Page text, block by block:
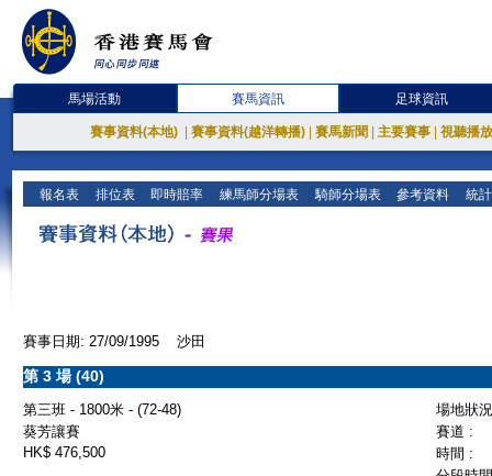
馬場活動 賽馬資訊 足球資訊
賽事資料(本地) 賽事資料(越洋轉播) 賽馬新聞 主要賽事 視聽播
報名表 排位表 即時賠率 練馬師分場表 騎師分場表 參考資料 統
賽事日期: 27/09/1995 沙田
第 3 場 (40)
第三班 - 1800米 - (72-48)
場地狀
葵芳讓賽
賽道 :
HK$ 476,500
時間 :